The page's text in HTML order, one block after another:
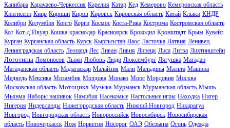
Капибара Карачаево-Черкессия Карелия Катар Кед Кемерово Кемеровская область
Кингисепп Кипр Кириши Киров Кировск Кировская область Китай Клыки КНДР
Колибри Колумбия Конго Корги Космос Коста-Рика Кострома Костромская область
Кот Кот-д’Ивуар Кошка краснодар Красноярск Крокодил Кронштадт Крым Кувейт
Курган Курганская область Курск Кыргызстан Лаос Ласточка Латвия Ленивец
Ленинградская область Леопард Лес Ливан Ливия Липецк Лиса Литва Лихтинштейн
Логотипы Ломоносов Лыжи Любовь Люди Люксембург Лягушка Магадан
Магаданская область Мадагаскар Малайзия Мали Мальдивы Мальта Машина
Медведь Мексика Мозамбик Молдова Монако Мопс Мордовия Москва
Московская область Мотоцикл Музыка Мурманск Мурманская область Мышь
Мьянма Наборы нашивок Намибия Насекомые Настольные игры Находка Нигер
Нигерия Нидерланды Нижегородская область Нижний Новгород Никарагуа
Новгород Новгородская область Новороссийск Новосибирск Новосибирская
область Новочеркасск Нож Норвегия Носорог ОАЭ Обезьяна Огонь Одежда